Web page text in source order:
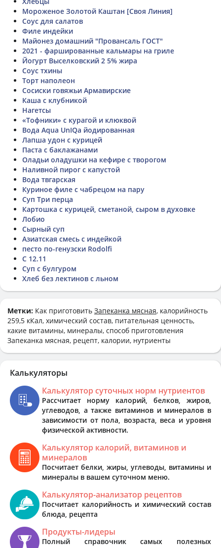
Мороженое Золотой Каштан [Своя Линия]
Соус для салатов
Филе индейки
Майонез домашний "Провансаль ГОСТ"
2021 - фаршированные кальмары на гриле
Йогурт Выселковский 2 5% жира
Соус тхины
Торт наполеон
Сосиски говяжьи Армавирские
Каша с клубникой
Нагетсы
«Тофники» с курагой и клюквой
Вода Aqua UnIQa йодированная
Лапша удон с курицей
Паста с баклажанами
Оладьи оладушки на кефире с творогом
Наливной пирог с капустой
Вода твгарская
Куриное филе с чабрецом на пару
Суп Три перца
Картошка с курицей, сметаной, сыром в духовке
Лобио
Сырный суп
Азиатская смесь с индейкой
песто по-генузски Rodolfi
С 12.11
Суп с булгуром
Хлеб без лектинов с льном
Метки: Как приготовить Запеканка мясная, калорийность
259,5 кКал, химический состав, питательная ценность,
какие витамины, минералы, способ приготовления
Запеканка мясная, рецепт, калории, нутриенты
Калькуляторы
Калькулятор суточных норм нутриентов
Рассчитает норму калорий, белков, жиров,
углеводов, а также витаминов и минералов в
зависимости от пола, возраста, веса и уровня
физической активности.
Калькулятор калорий, витаминов и
минералов
Посчитает белки, жиры, углеводы, витамины и
минералы в вашем суточном меню.
Калькулятор-анализатор рецептов
Посчитает калорийность и химический состав
блюда, рецепта
Продукты-лидеры
Полный справочник самых полезных